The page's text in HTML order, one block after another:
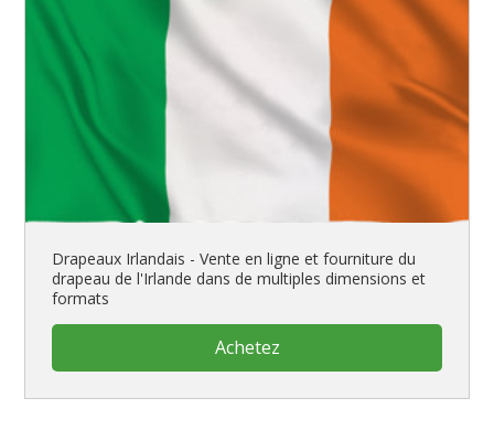
Drapeaux Irlandais - Vente en ligne et fourniture du
drapeau de l'Irlande dans de multiples dimensions et
formats
Achetez